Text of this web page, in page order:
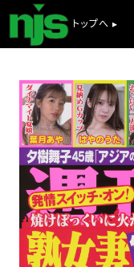
トップへ ▸